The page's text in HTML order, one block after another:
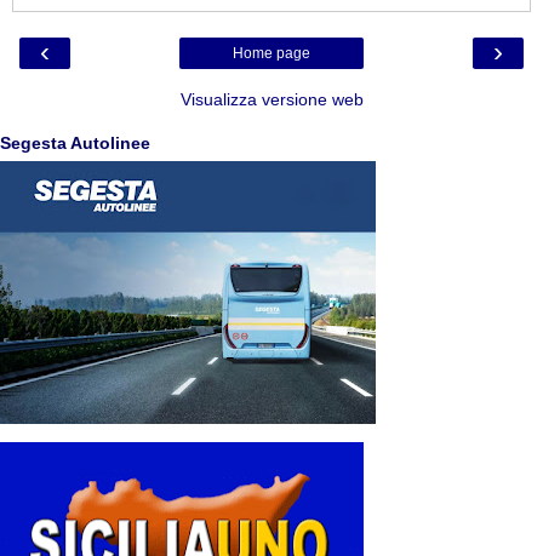
‹ ›
Home page
Visualizza versione web
Segesta Autolinee